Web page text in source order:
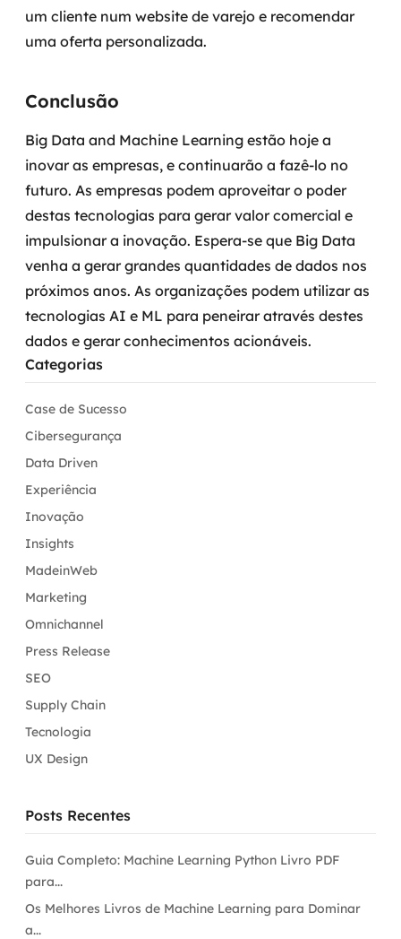
um cliente num website de varejo e recomendar
uma oferta personalizada.
Conclusão
Big Data and Machine Learning estão hoje a
inovar as empresas, e continuarão a fazê-lo no
futuro. As empresas podem aproveitar o poder
destas tecnologias para gerar valor comercial e
impulsionar a inovação. Espera-se que Big Data
venha a gerar grandes quantidades de dados nos
próximos anos. As organizações podem utilizar as
tecnologias AI e ML para peneirar através destes
dados e gerar conhecimentos acionáveis.
Categorias
Case de Sucesso
Cibersegurança
Data Driven
Experiência
Inovação
Insights
MadeinWeb
Marketing
Omnichannel
Press Release
SEO
Supply Chain
Tecnologia
UX Design
Posts Recentes
Guia Completo: Machine Learning Python Livro PDF
para...
Os Melhores Livros de Machine Learning para Dominar
a...